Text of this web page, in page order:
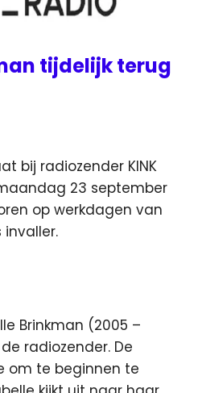
tijdelijk terug
bij radiozender KINK
23 september
op werkdagen van
invaller.
Brinkman (2005 –
radiozender. De
om te beginnen te